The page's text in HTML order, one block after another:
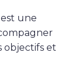
est une
objectifs et